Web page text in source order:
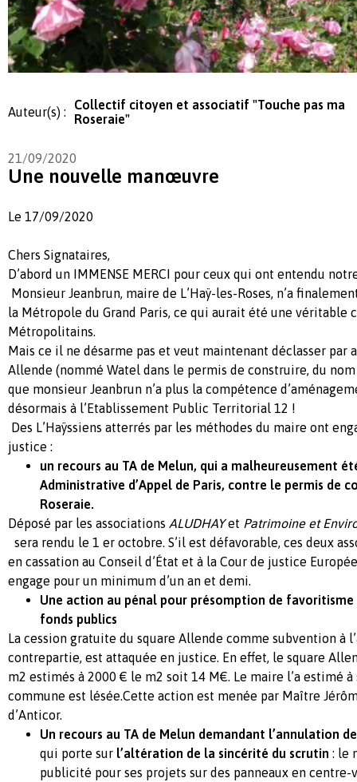
Auteur(s) :
Collectif citoyen et associatif "Touche pas ma
Roseraie"
21/09/2020
Une nouvelle manœuvre
Le 17/09/2020
Chers Signataires,
D’abord un IMMENSE MERCI pour ceux qui ont entendu
Monsieur Jeanbrun, maire de L’Haÿ-les-Roses, n’a
la Métropole du Grand Paris, ce qui aurait été une véritable
Métropolitains.
Mais ce il ne désarme pas et veut maintenant déclasser par
Allende (nommé Watel dans le permis de construire, du
que monsieur Jeanbrun n’a plus la compétence
désormais à l’Etablissement Public Territorial 12 !
Des L’Haÿssiens atterrés par les méthodes du maire ont
justice :
un recours au TA de Melun, qui a malheureusement
Administrative d’Appel de Paris, contre le permis de
Roseraie.
Déposé par les associations ALUDHAYet Patrimoine et
sera rendu le 1 er octobre. S’il est défavorable, ces deux
en cassation au Conseil d’État et à la Cour de justice
engage pour un minimum d’un an et demi.
Une action au pénal pour présomption de
fonds publics
La cession gratuite du square Allende comme subvention à
contrepartie, est attaquée en justice. En effet, le square
m2 estimés à 2000 € le m2 soit 14 M€. Le maire l’a estimé
commune est lésée.Cette action est menée par Maître
d’Anticor.
Un recours au TA de Melun demandant l’annulation
qui porte sur l’altération de la sincérité du scrutin : le
publicité pour ses projets sur des panneaux en